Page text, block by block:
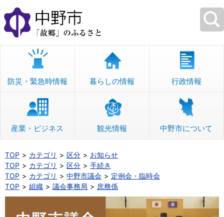
本
文
へ
移
防災・緊急時情報 暮らしの情報 行政情報
産業・ビジネス 観光情報 中野市について
TOP カテゴリ 区分
お知らせ
TOP
カテゴリ 区分
手続き
TOP
カテゴリ 中野市議会
定例会・臨時会
TOP
組織 議会事務局 庶務係